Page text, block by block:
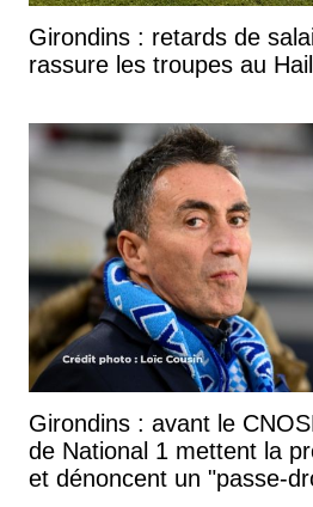
Girondins : retards de
rassure les troupes au
Girondins : avant le
de National 1 mettent la
et dénoncent un "passe-